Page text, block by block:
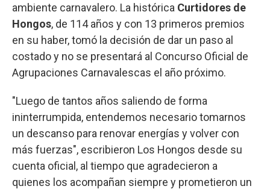
ambiente carnavalero. La histórica Curtidores de
Hongos, de 114 años y con 13 primeros premios
en su haber, tomó la decisión de dar un paso al
costado y no se presentará al Concurso Oficial de
Agrupaciones Carnavalescas el año próximo.
"Luego de tantos años saliendo de forma
ininterrumpida, entendemos necesario tomarnos
un descanso para renovar energías y volver con
más fuerzas", escribieron Los Hongos desde su
cuenta oficial, al tiempo que agradecieron a
quienes los acompañan siempre y prometieron un